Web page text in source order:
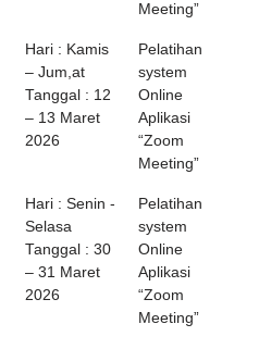
Meeting”
Hari : Kamis
– Jum,at
Tanggal : 12
– 13 Maret
2026
Pelatihan
system
Online
Aplikasi
“Zoom
Meeting”
Hari : Senin -
Selasa
Tanggal : 30
– 31 Maret
2026
Pelatihan
system
Online
Aplikasi
“Zoom
Meeting”